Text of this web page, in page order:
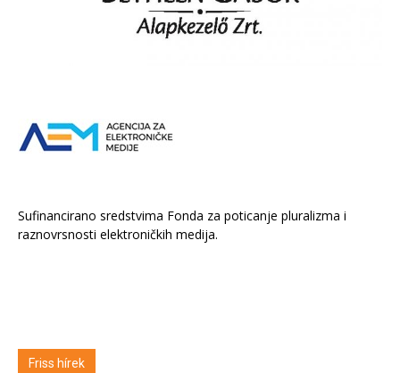
Sufinancirano sredstvima Fonda za poticanje pluralizma i
raznovrsnosti elektroničkih medija.
Friss hírek